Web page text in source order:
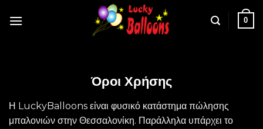
0
Όροι Χρήσης
Η LuckyBalloons είναι φυσικό κατάστημα πώλησης
μπαλονιών στην Θεσσαλονίκη. Παράλληλα υπάρχει το